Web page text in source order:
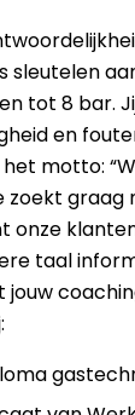
sleutelen
tot 8 bar.
en
motto:
zoekt
onze
taal
jouw